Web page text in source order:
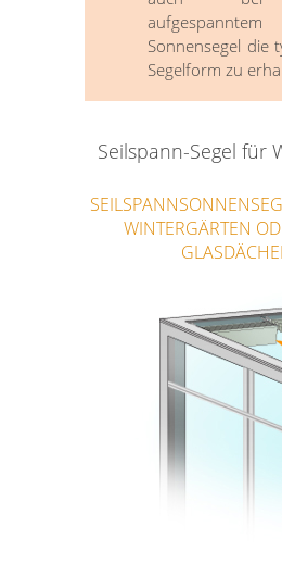
aufgespanntem
Sonnensegel die
Segelform zu
Seilspann-Segel für
WINTERGÄRTEN